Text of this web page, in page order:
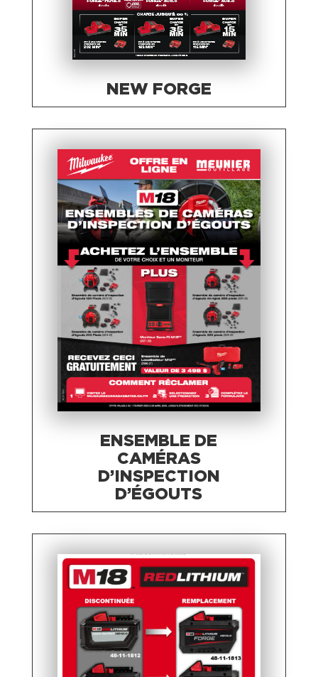
NEW FORGE
ENSEMBLE DE
CAMÉRAS
D’INSPECTION
D’ÉGOUTS